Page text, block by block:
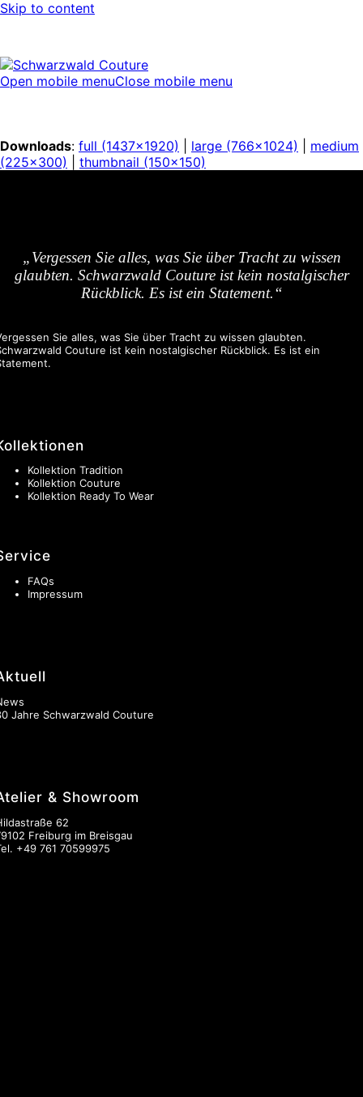
Skip to content
Open mobile menuClose mobile menu
Downloads: full (1437x1920) large (766x1024)
medium
(225x300)
thumbnail (150x150)
„Vergessen Sie alles, was Sie über Tracht zu wissen
glaubten. Schwarzwald Couture ist kein nostalgischer
Rückblick. Es ist ein Statement.“
Sie alles, was Sie über Tracht zu wissen glaubten.
Couture ist kein nostalgischer Rückblick. Es ist ein
Kollektion Tradition
Kollektion Couture
Kollektion Ready To Wear
FAQs
Impressum
Jahre Schwarzwald Couture
& Showroom
62
Freiburg im Breisgau
+49 761 70599975